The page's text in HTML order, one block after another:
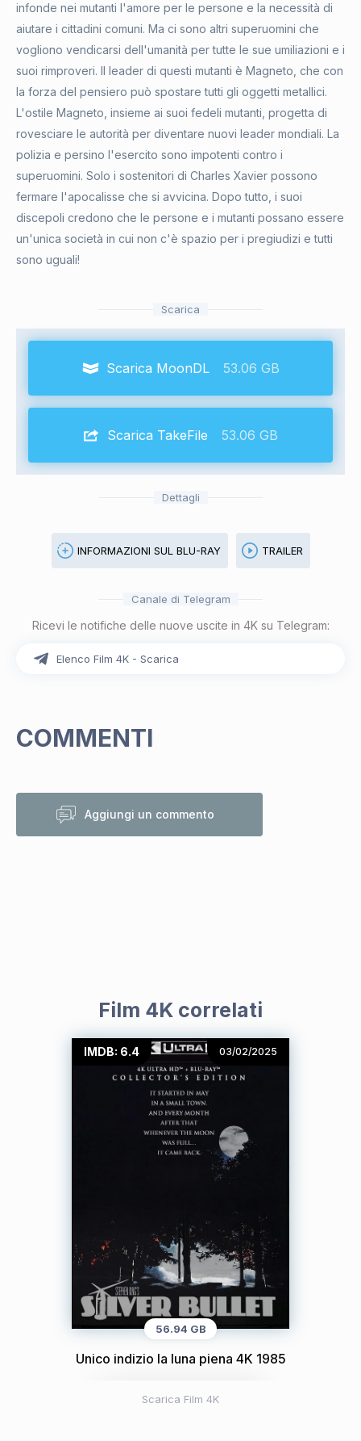
infonde nei mutanti l'amore per le persone e la necessità di
aiutare i cittadini comuni. Ma ci sono altri superuomini che
vogliono vendicarsi dell'umanità per tutte le sue umiliazioni e i
suoi rimproveri. Il leader di questi mutanti è Magneto, che con
la forza del pensiero può spostare tutti gli oggetti metallici.
L'ostile Magneto, insieme ai suoi fedeli mutanti, progetta di
rovesciare le autorità per diventare nuovi leader mondiali. La
polizia e persino l'esercito sono impotenti contro i
superuomini. Solo i sostenitori di Charles Xavier possono
fermare l'apocalisse che si avvicina. Dopo tutto, i suoi
discepoli credono che le persone e i mutanti possano essere
un'unica società in cui non c'è spazio per i pregiudizi e tutti
sono uguali!
Scarica
Scarica MoonDL 53.06 GB
Scarica TakeFile 53.06 GB
Dettagli
INFORMAZIONI SUL BLU-RAY TRAILER
Canale di Telegram
Ricevi le notifiche delle nuove uscite in 4K su Telegram:
Elenco Film 4K - Scarica
COMMENTI
Aggiungi un commento
Film 4K correlati
IMDB: 6.4 03/02/2025
56.94 GB
Unico indizio la luna piena 4K 1985
Scarica Film 4K